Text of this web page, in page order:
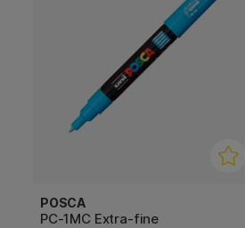
POSCA
PC-1MC Extra-fine